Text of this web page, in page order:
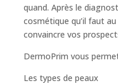
quand. Après le
cosmétique qu’il faut
convaincre vos
DermoPrim vous
Les types de peaux